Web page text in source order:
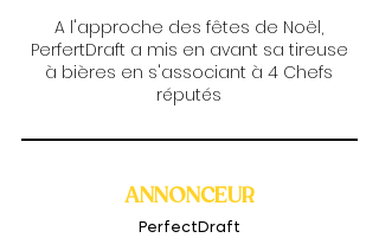
A l'approche des fêtes de Noël,
PerfertDraft a mis en avant sa tireuse
à bières en s'associant à 4 Chefs
réputés
ANNONCEUR
PerfectDraft